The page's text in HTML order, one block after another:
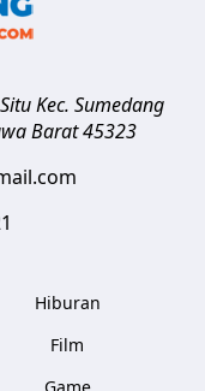
Kec. Sumedang
Barat 45323
Hiburan
Film